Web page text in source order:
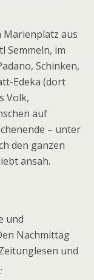
Marienplatz aus
Semmeln, im
Schinken,
Edeka (dort
Volk,
auf
– unter
den ganzen
ansah.
und
Nachmittag
und
.